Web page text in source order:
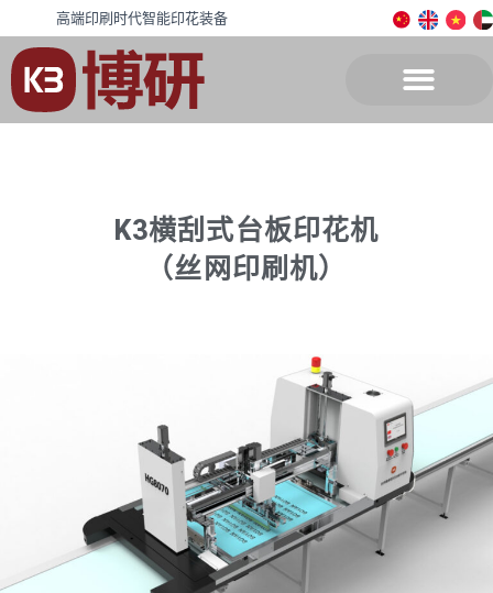
高端印刷时代智能印花装备
K3横刮式台板印花机
（丝网印刷机）